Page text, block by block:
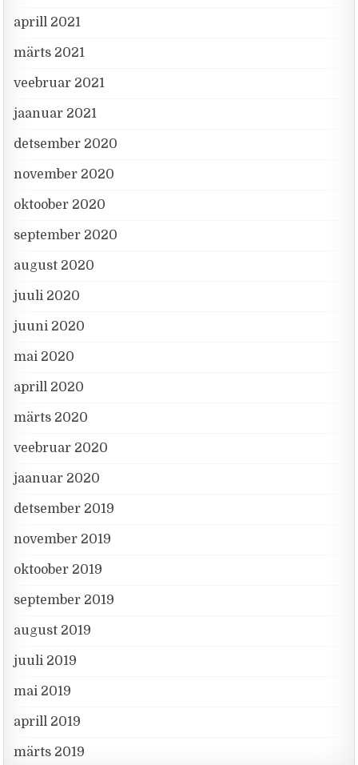
aprill 2021
märts 2021
veebruar 2021
jaanuar 2021
detsember 2020
november 2020
oktoober 2020
september 2020
august 2020
juuli 2020
juuni 2020
mai 2020
aprill 2020
märts 2020
veebruar 2020
jaanuar 2020
detsember 2019
november 2019
oktoober 2019
september 2019
august 2019
juuli 2019
mai 2019
aprill 2019
märts 2019